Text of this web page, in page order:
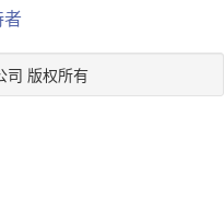
司 版权所有